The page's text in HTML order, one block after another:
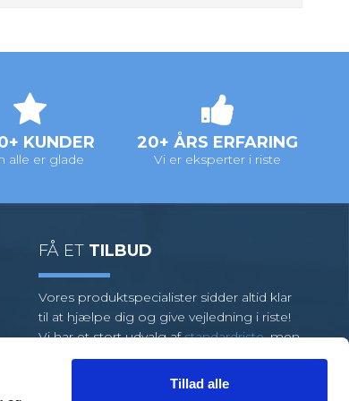
Tillad alle
KUNDER
alle er glade
20+ ÅRS ERFARING
Vi er eksperter i riste
FÅ ET TILBUD
Vores produktspecialister sidder altid klar
til at hjælpe dig og give vejledning i riste!
Vi har et stort udvalg afstandardriste, men
kræver din opgave specialriste, så har vi et
team af dygtige medarbejdere klar til at